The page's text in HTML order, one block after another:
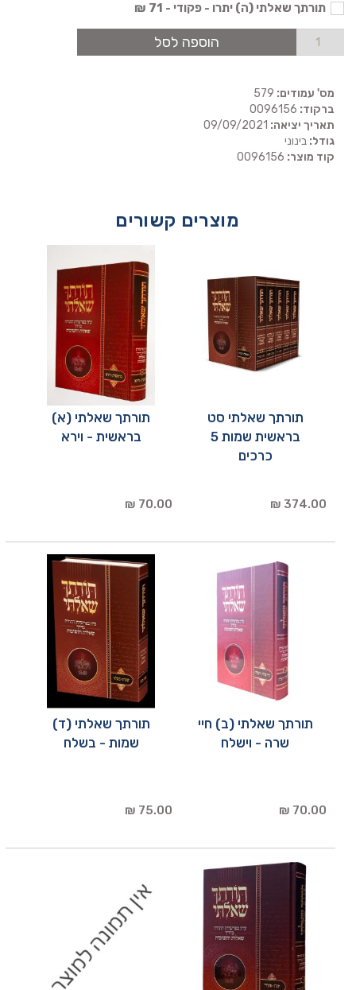
תורתך שאלתי (ה) יתרו - פקודי - 71 ₪
הוספה לסל
מס' עמודים:
ברקוד:
תאריך יציאה:
גודל: בינוני
קוד מוצר:
מוצרים קשורים
תורתך שאלתי סט
בראשית שמות 5
כרכים
374.00 ₪
תורתך שאלתי (א)
בראשית - וירא
70.00 ₪
תורתך שאלתי (ב) חיי
שרה - וישלח
70.00 ₪
תורתך שאלתי (ד)
שמות - בשלח
75.00 ₪